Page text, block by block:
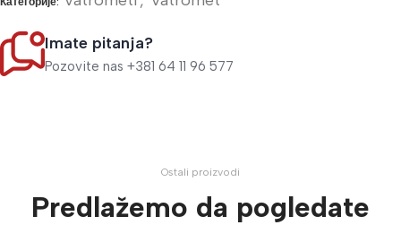
Imate pitanja?
Pozovite nas +381 64 11 96 577
Ostali proizvodi
Predlažemo da pogledate